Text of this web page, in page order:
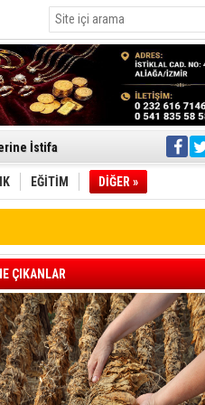
İstifa
İletti
müdahale
Geçti
EĞİTİM DİĞER »
ÇIKANLAR